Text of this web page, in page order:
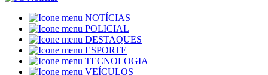
NOTÍCIAS
POLICIAL
DESTAQUES
ESPORTE
TECNOLOGIA
VEÍCULOS